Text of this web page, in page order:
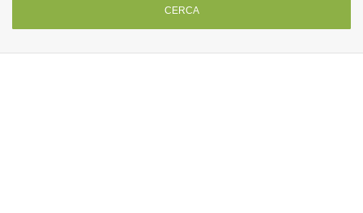
CERCA